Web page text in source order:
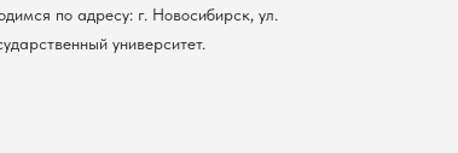
по адресу: г. Новосибирск, ул.
университет.